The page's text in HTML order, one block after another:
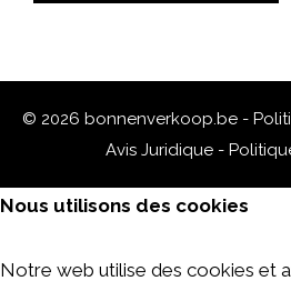
© 2026 bonnenverkoop.be -
Avis Juridique -
Nous utilisons des cookies
Notre web utilise des cookies et